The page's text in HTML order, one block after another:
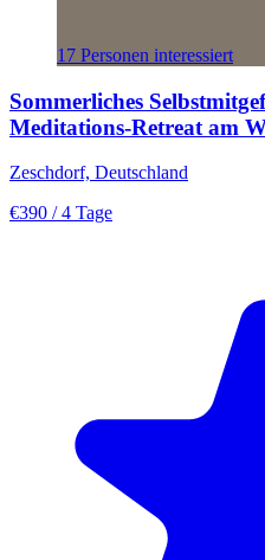
17 Personen interessiert
Sommerliches
Meditations-Retreat am
Zeschdorf, Deutschland
€390 / 4 Tage